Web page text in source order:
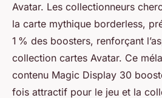
Avatar. Les collectionneurs
la carte mythique borderless,
1 % des boosters, renforçant
collection cartes Avatar. Ce
contenu Magic Display 30
fois attractif pour le jeu et la